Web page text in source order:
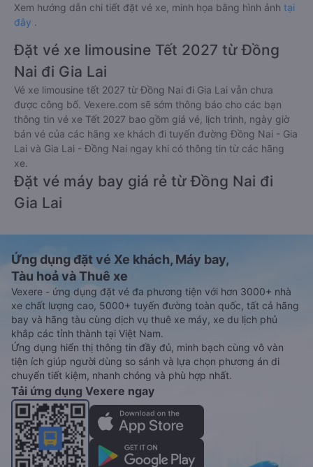
Xem hướng dẫn chi tiết đặt vé xe, minh họa bằng hình ảnh tại
đây .
Đặt vé xe limousine Tết 2027 từ Đồng
Nai đi Gia Lai
Vé xe limousine tết 2027 từ Đồng Nai đi Gia Lai vẫn chưa
được công bố. Vexere.com sẽ sớm thông báo cho các bạn
thông tin vé xe Tết 2027 bao gồm giá vé, lịch trình, ngày giờ
bán vé của các hãng xe khách đi tuyến đường Đồng Nai - Gia
Lai và Gia Lai - Đồng Nai ngay khi có thông tin từ các hãng
xe.
Đặt vé máy bay giá rẻ từ Đồng Nai đi
Gia Lai
Ứng dụng đặt vé Xe khách, Máy bay,
Tàu hoả và Thuê xe
Vexere - ứng dụng đặt vé đa phương tiện với hơn 3000+ nhà
xe chất lượng cao, 5000+ tuyến đường toàn quốc, tất cả hãng
bay và hãng tàu cùng dịch vụ thuê xe máy, xe du lịch phủ
khắp các tỉnh thành tại Việt Nam.
Ứng dụng hiển thị thông tin đầy đủ, minh bạch cùng vô vàn
tiện ích giúp người dùng so sánh và lựa chọn phương án di
chuyển tiết kiệm, nhanh chóng và phù hợp nhất.
Tải ứng dụng Vexere ngay